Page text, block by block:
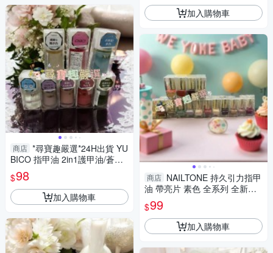
商店 *尋寶趣嚴選*24H出貨 YU
BICO 指甲油 2in1護甲油/蒼天
藍石/木玫瑰粉/抹茶拿鐵/裸法香
頌/松子灰棕/繁星
$98
加入購物車
加入購物車
商店 NAILTONE 持久引力指甲
油 帶亮片 素色 全系列 全新盒
損
$99
加入購物車